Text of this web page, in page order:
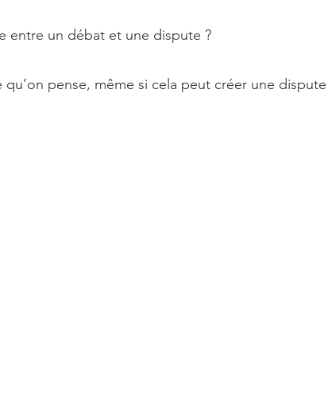
entre un débat et une dispute ?
pense, même si cela peut créer une dispute